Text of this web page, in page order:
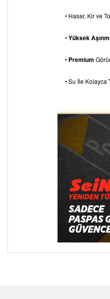
• Hasar, Kir ve
•Yüksek
• Premium
• Su İle Kolayca